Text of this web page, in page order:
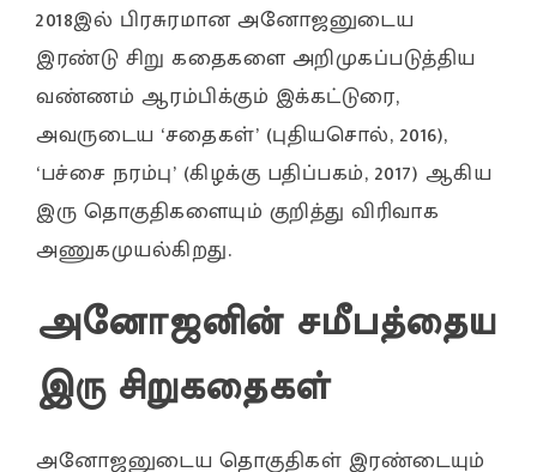
2018இல் பிரசுரமான அனோஜனுடைய
இரண்டு சிறு கதைகளை அறிமுகப்படுத்திய
வண்ணம் ஆரம்பிக்கும் இக்கட்டுரை,
அவருடைய ‘சதைகள்’ (புதியசொல், 2016),
‘பச்சை நரம்பு’ (கிழக்கு பதிப்பகம், 2017) ஆகிய
இரு தொகுதிகளையும் குறித்து விரிவாக
அணுகமுயல்கிறது.
அனோஜனின் சமீபத்தைய
இரு சிறுகதைகள்
அனோஜனுடைய தொகுதிகள் இரண்டையும்